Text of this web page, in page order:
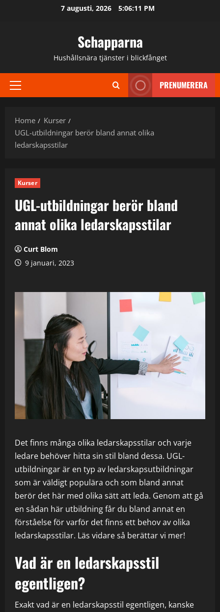
7 augusti, 2026 5:06:11 PM
Schapparna
Hushållsnära tjänster i blickfånget
Primary
PRENUMERERA
Home
Kurser
UGL-utbildningar berör bland annat olika
ledarskapsstilar
Kurser
UGL-utbildningar berör bland
annat olika ledarskapsstilar
Curt Blom
9 januari, 2023
Det finns många olika ledarskapsstilar och varje
ledare behöver hitta sin stil bland dessa. UGL-
utbildningar är en typ av ledarskapsutbildningar
som är väldigt populära och som bland annat
berör det här med olika sätt att leda. Genom att gå
en sådan här utbildning får du bland annat en
förståelse för varför det finns ett behov av olika
ledarskapsstilar. Läs vidare så berättar vi mer!
Vad är en ledarskapsstil
egentligen?
Exakt vad är en ledarskapsstil egentligen, kanske